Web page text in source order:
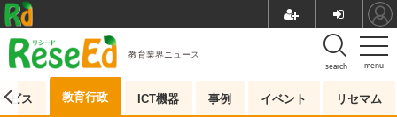
menu
search
教育業界ニュース
ビス 教育行政 ICT機器 事例 イベント リセマム